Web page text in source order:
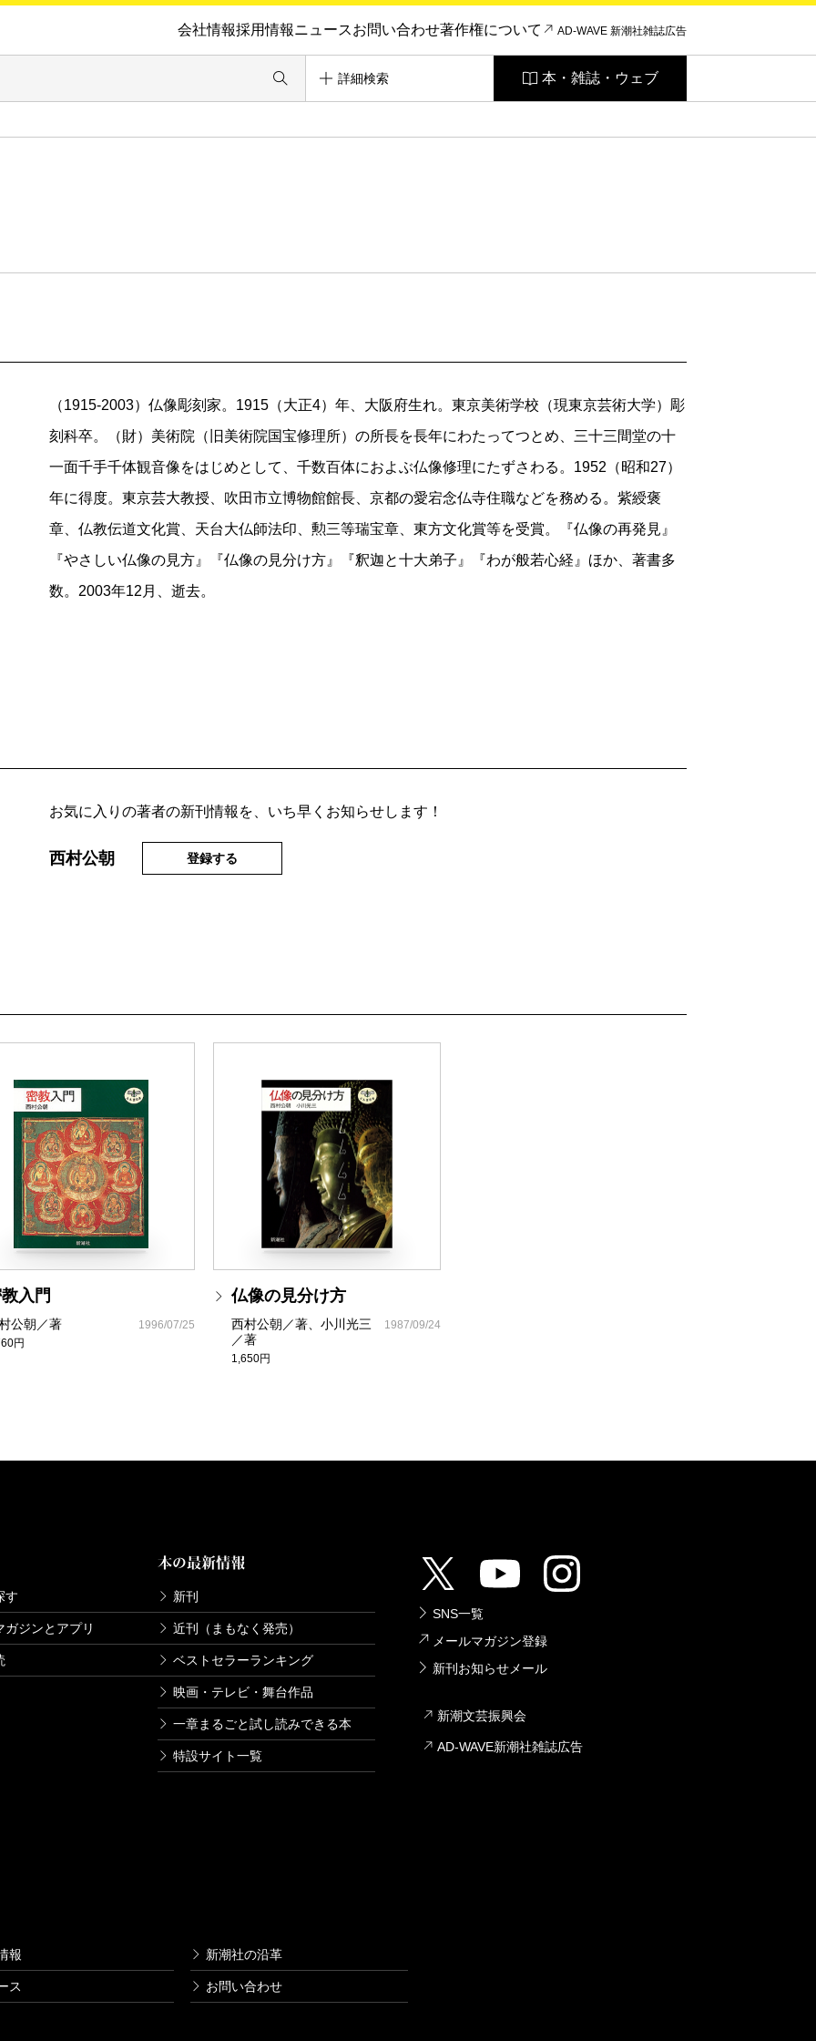
会社情報採用情報ニュースお問い合わせ著作権について AD-WAVE 新潮社雑誌広告
詳細検索 本・雑誌・ウェブ
（1915-2003）仏像彫刻家。1915（大正4）年、大阪府生れ。東京美術学校（現東京芸術大学）彫
刻科卒。（財）美術院（旧美術院国宝修理所）の所長を長年にわたってつとめ、三十三間堂の十
一面千手千体観音像をはじめとして、千数百体におよぶ仏像修理にたずさわる。1952（昭和27）
年に得度。東京芸大教授、吹田市立博物館館長、京都の愛宕念仏寺住職などを務める。紫綬褒
章、仏教伝道文化賞、天台大仏師法印、勲三等瑞宝章、東方文化賞等を受賞。『仏像の再発見』
『やさしい仏像の見方』『仏像の見分け方』『釈迦と十大弟子』『わが般若心経』ほか、著書多
数。2003年12月、逝去。
お気に入りの著者の新刊情報を、いち早くお知らせします！
西村公朝 登録する
入門
公朝／著
円
1996/07/25
仏像の見分け方
西村公朝／著、小川光三
／著
1,650円
1987/09/24
す
ガジンとアプリ
本の最新情報
新刊
近刊（まもなく発売）
ベストセラーランキング
映画・テレビ・舞台作品
一章まるごと試し読みできる本
特設サイト一覧
報 新潮社の沿革
ス お問い合わせ
SNS一覧
メールマガジン登録
新刊お知らせメール
新潮文芸振興会
AD-WAVE新潮社雑誌広告